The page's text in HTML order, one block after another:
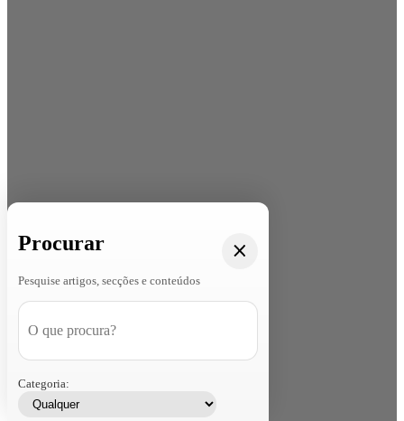
Procurar
Pesquise artigos, secções e conteúdos
Categoria: